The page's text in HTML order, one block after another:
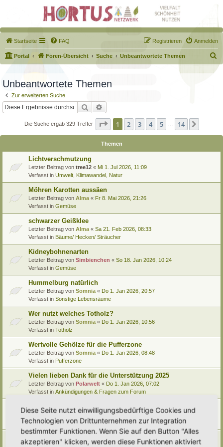
Startseite FAQ Anmelden
Registrieren
Portal Foren-Übersicht Suche Unbeantwortete Themen
u
Unbeantwortete Themen
Zur erweiterten Suche
Suche
Die Suche ergab 329 Treffer Seite 1von 14
1 2 3 4 5 14
Themen
Lichtverschmutzung
Letzter Beitrag von tree12 « Mi 1. Jul 2026, 11:09
Verfasst in Umwelt, Klimawandel, Natur
Möhren Karotten aussäen
Letzter Beitrag von Alma « Fr 8. Mai 2026, 21:26
Verfasst in Gemüse
schwarzer Geißklee
Letzter Beitrag von Alma « Sa 21. Feb 2026, 08:33
Verfasst in Bäume/ Hecken/ Sträucher
Kidneybohnenarten
Letzter Beitrag von Simbienchen « So 18. Jan 2026, 10:24
Verfasst in Gemüse
Hummelburg natürlich
Letzter Beitrag von Somnia « Do 1. Jan 2026, 20:57
Verfasst in Sonstige Lebensräume
Wer nutzt welches Totholz?
Letzter Beitrag von Somnia « Do 1. Jan 2026, 10:56
Verfasst in Totholz
Wertvolle Gehölze für die Pufferzone
Letzter Beitrag von Somnia « Do 1. Jan 2026, 08:48
Verfasst in Pufferzone
Vielen lieben Dank für die Unterstützung 2025
Letzter Beitrag von Polarwelt « Do 1. Jan 2026, 07:02
Verfasst in Ankündigungen & Fragen zum Forum
Pflanzenportrait (9): Quitte
Letzter Beitrag von Ann1981«Mi 24. Dez 2025, 12:15
Verfasst inPflanzenportraits/ Identifikation
Video Empfehlung (nicht nur) für Kinder
Letzter Beitrag vonMiri « Di 23. Dez 2025, 21:56
Diese Seite nutzt einwilligungsbedürftige Cookies und
Technologien von Drittunternehmen zur Integration
bestimmter Funktionen. Wenn Sie auf den Button "Alles
akzeptieren" klicken, werden diese Funktionen aktiviert